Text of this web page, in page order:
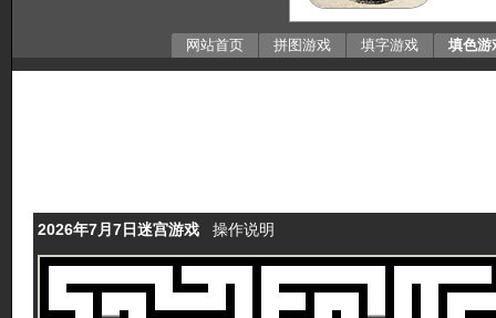
网站首页 拼图游戏 填字游戏 填色游
2026年7月7日迷宫游戏 操作说明